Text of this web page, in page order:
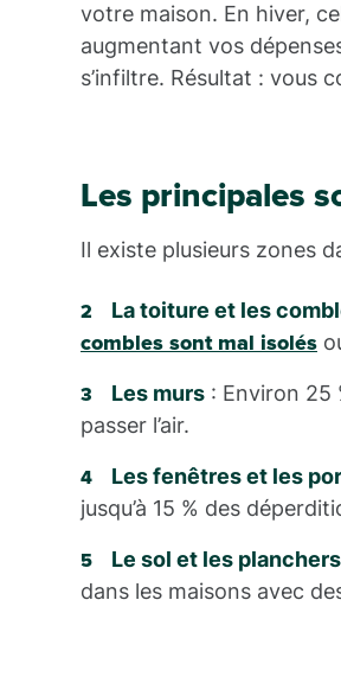
votre maison. En hiver,
augmentant vos
s’infiltre. Résultat : vous
Les principales
Il existe plusieurs zones
La toiture et les
combles sont mal isolés
Les murs : Environ 25
passer l’air.
Les fenêtres et les
jusqu’à 15 % des
Le sol et les
dans les maisons avec